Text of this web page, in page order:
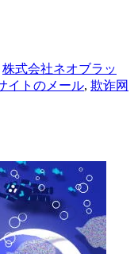
株式会社ネオブラッ
イトのメール, 欺诈网